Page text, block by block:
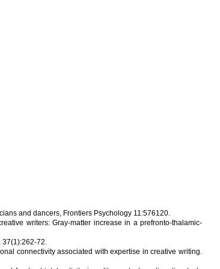
and dancers, Frontiers Psychology 11:576120.
writers: Gray-matter increase in a prefronto-thalamic-
37(1):262-72.
connectivity associated with expertise in creative writing.